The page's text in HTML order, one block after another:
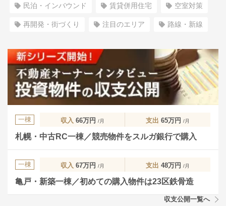
民泊・インバウンド 賃貸併用住宅 空室対策
再開発・街づくり 注目のエリア 路線・新線
一棟 収入 66万円 /月 支出 65万円 /月
札幌・中古RC一棟／競売物件をスルガ銀行で購入
一棟 収入 67万円 /月 支出 48万円 /月
亀戸・新築一棟／初めての購入物件は23区鉄骨造
収支公開一覧へ